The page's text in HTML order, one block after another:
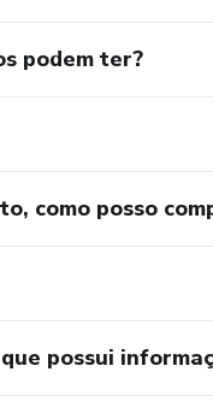
podem ter?
como posso
possui